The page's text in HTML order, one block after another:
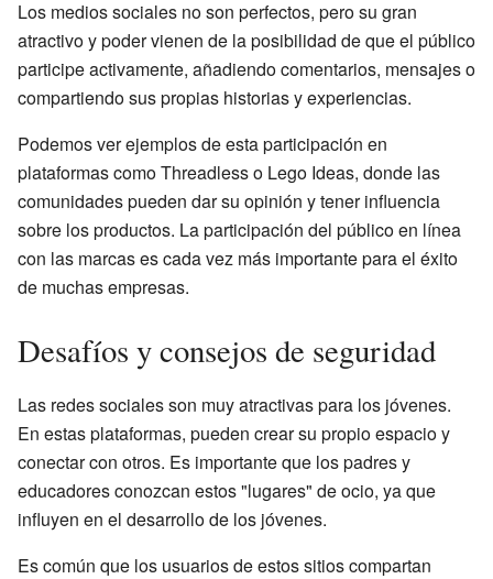
Los medios sociales no son perfectos, pero su gran
atractivo y poder vienen de la posibilidad de que el público
participe activamente, añadiendo comentarios, mensajes o
compartiendo sus propias historias y experiencias.
Podemos ver ejemplos de esta participación en
plataformas como Threadless o Lego Ideas, donde las
comunidades pueden dar su opinión y tener influencia
sobre los productos. La participación del público en línea
con las marcas es cada vez más importante para el éxito
de muchas empresas.
Desafíos y consejos de seguridad
Las redes sociales son muy atractivas para los jóvenes.
En estas plataformas, pueden crear su propio espacio y
conectar con otros. Es importante que los padres y
educadores conozcan estos "lugares" de ocio, ya que
influyen en el desarrollo de los jóvenes.
Es común que los usuarios de estos sitios compartan